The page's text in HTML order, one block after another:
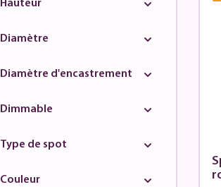
Vtac
Hauteur
Diamètre
Diamètre d'encastrement
Dimmable
Type de spot
Couleur